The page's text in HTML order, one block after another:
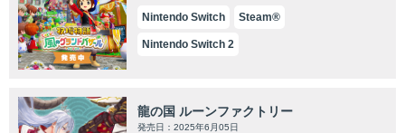
Nintendo Switch Steam®
Nintendo Switch 2
龍の国 ルーンファクトリー
発売日：2025年6月05日